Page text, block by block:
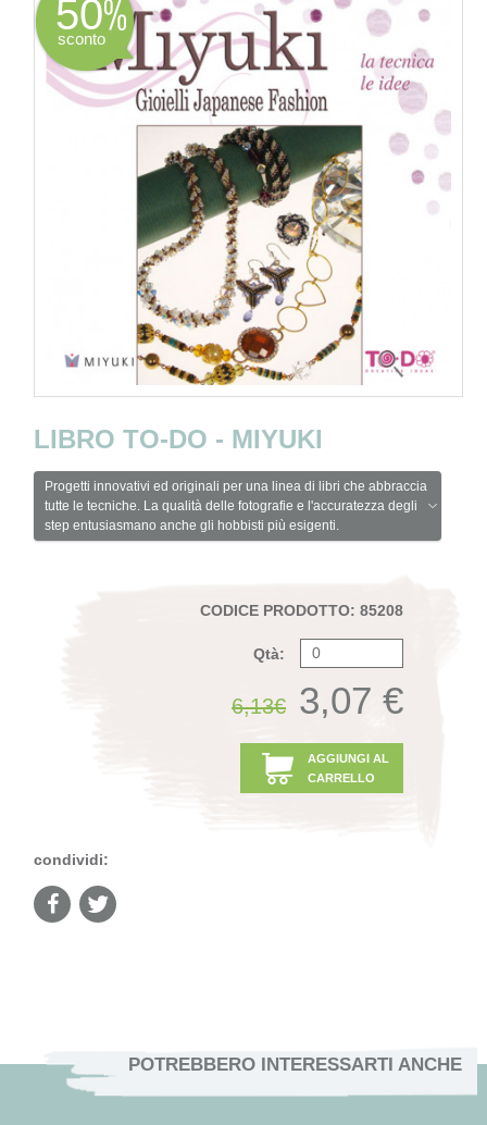
50
sconto
LIBRO TO-DO - MIYUKI
Progetti innovativi ed originali per una linea di libri che abbraccia
tutte le tecniche. La qualità delle fotografie e l'accuratezza degli
step entusiasmano anche gli hobbisti più esigenti.
CODICE PRODOTTO: 85208
Qtà:
6,13€ 3,07 €
AGGIUNGI AL
CARRELLO
condividi:
POTREBBERO INTERESSARTI ANCHE